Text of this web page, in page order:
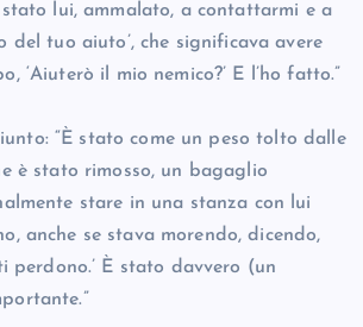
lui, ammalato, a contattarmi e a
del tuo aiuto’, che significava avere
‘Aiuterò il mio nemico?’ E l’ho fatto.”
“È stato come un peso tolto dalle
è stato rimosso, un bagaglio
stare in una stanza con lui
anche se stava morendo, dicendo,
perdono.’ È stato davvero (un